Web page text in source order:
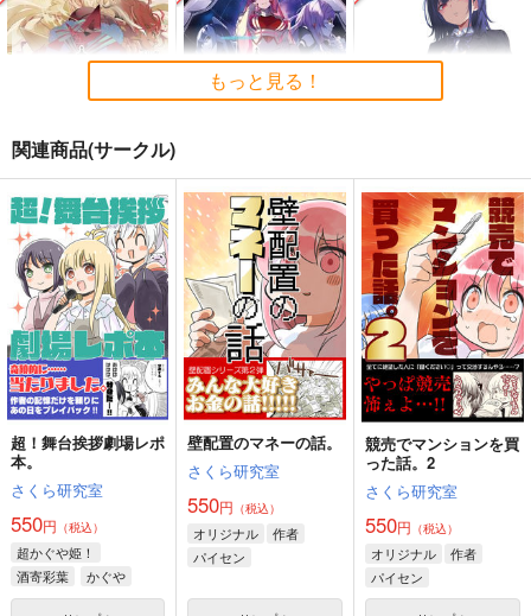
黒白のアヴェスター 3
神座万象・第十四機
関
専売 2,178円（税込）
オリジナル
サンプル
カート
黒白のアヴェスター 4
神座万象・第十四機
関
専売 3,144円（税込）
オリジナル
サンプル
カート
≪C108作品セット
≫B2タペストリー
【サークル：アニマル
マシーン】
アニマルマシーン
専売 2,750円（税込）
オリジナル
サンプル
カート
もっと見る！
関連商品(サークル)
超！舞台挨拶劇場レポ
本。
さくら研究室
550円 （税込）
超かぐや姫！
酒寄彩葉
かぐや
壁配置のマネーの話。
さくら研究室
550円 （税込）
オリジナル
作者
パイセン
競売でマンションを買
った話。2
さくら研究室
550円 （税込）
オリジナル
作者
パイセン